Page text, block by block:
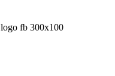
logo fb 300x100